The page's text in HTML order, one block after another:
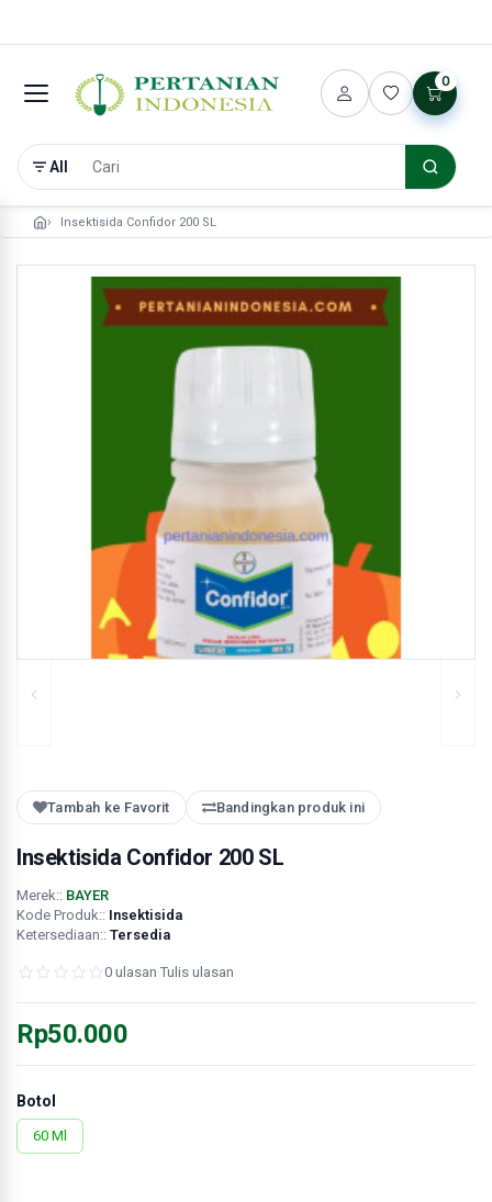
All
0
Insektisida Confidor 200 SL
Tambah ke Favorit Bandingkan produk ini
Insektisida Confidor 200 SL
Merek:: BAYER
Kode Produk:: Insektisida
Ketersediaan:: Tersedia
0 ulasan Tulis ulasan
Rp50.000
Botol
60 Ml